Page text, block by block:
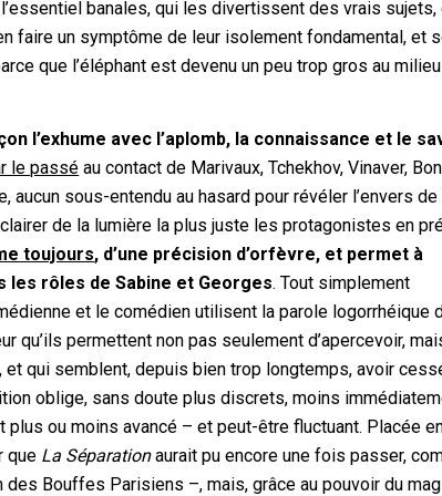
banales, qui les divertissent des vrais sujets,
faire un symptôme de leur isolement fondamental, et
que l’éléphant est devenu un peu trop gros au
l’exhume avec l’aplomb, la connaissance et le
le passé au contact de Marivaux, Tchekhov, Vinaver,
sous-entendu au hasard pour révéler l’envers de
de la lumière la plus juste les protagonistes en
toujours, d’une précision d’orfèvre, et permet à
les rôles de Sabine et Georges. Tout simplement
et le comédien utilisent la parole logorrhéique
qu’ils permettent non pas seulement d’apercevoir,
qui semblent, depuis bien trop longtemps, avoir
oblige, sans doute plus discrets, moins
ou moins avancé – et peut-être fluctuant. Placée
que La Séparationaurait pu encore une fois passer,
Bouffes Parisiens –, mais, grâce au pouvoir du